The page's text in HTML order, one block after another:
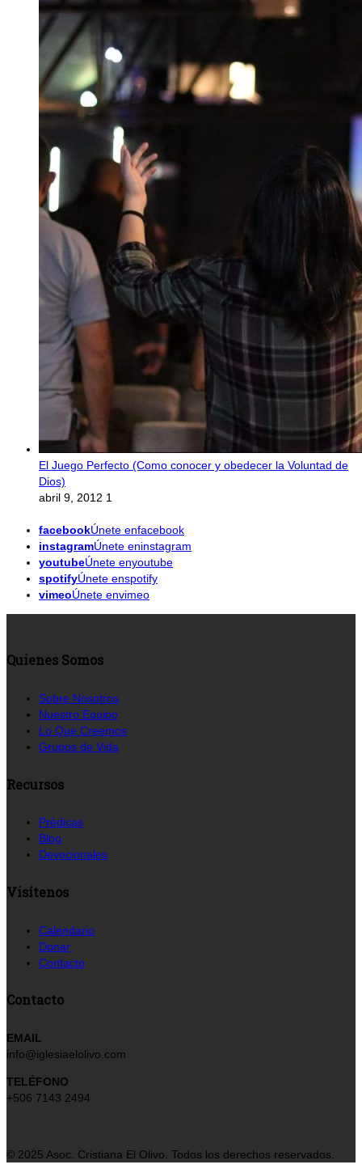
El Juego Perfecto (Como conocer y obedecer la Voluntad de
Dios)
abril 9, 2012 1
facebookÚnete enfacebook
instagramÚnete eninstagram
youtubeÚnete enyoutube
spotifyÚnete enspotify
vimeoÚnete envimeo
Quienes Somos
Sobre Nosotros
Nuestro Equipo
Lo Que Creemos
Grupos de Vida
Recursos
Prédicas
Blog
Devocionales
Visítenos
Calendario
Donar
Contacto
Contacto
EMAIL
info@iglesiaelolivo.com
TELÉFONO
+506 7143 2494
© 2025 Asoc. Cristiana El Olivo. Todos los derechos reservados.